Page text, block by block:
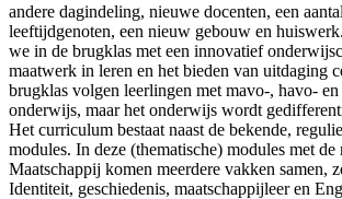
andere dagindeling, nieuwe docenten, een
leeftijdgenoten, een nieuw gebouw en
we in de brugklas met een innovatief
maatwerk in leren en het bieden van uitdaging
brugklas volgen leerlingen met mavo-, havo-
onderwijs, maar het onderwijs wordt
Het curriculum bestaat naast de bekende,
modules. In deze (thematische) modules met
Maatschappij komen meerdere vakken samen,
Identiteit, geschiedenis, maatschappijleer en